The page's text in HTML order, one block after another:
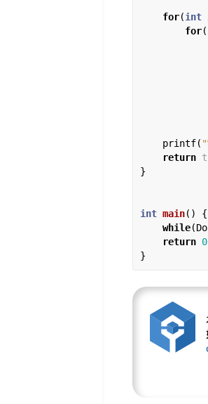
for(int
for(
    printf(
return
}
int main() {
while
return 0